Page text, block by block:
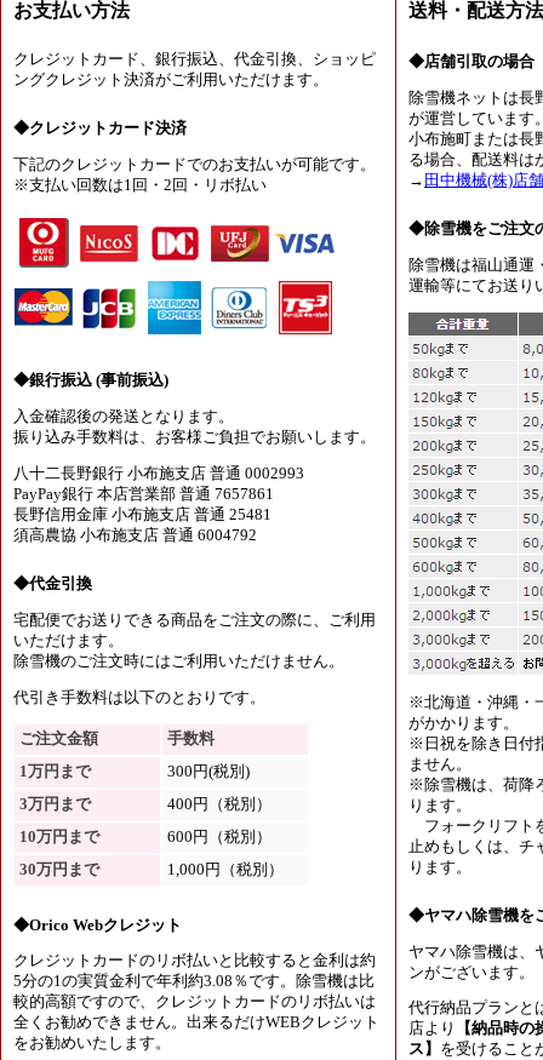
お支払い方法
クレジットカード、銀行振込、代金引換、ショッピ
ングクレジット決済がご利用いただけます。
◆クレジットカード決済
下記のクレジットカードでのお支払いが可能です。
※支払い回数は1回・2回・リボ払い
◆銀行振込 (事前振込)
入金確認後の発送となります。
振り込み手数料は、お客様ご負担でお願いします。
八十二長野銀行 小布施支店 普通 0002993
PayPay銀行 本店営業部 普通 7657861
長野信用金庫 小布施支店 普通 25481
須高農協 小布施支店 普通 6004792
◆代金引換
宅配便でお送りできる商品をご注文の際に、ご利用
いただけます。
除雪機のご注文時にはご利用いただけません。
代引き手数料は以下のとおりです。
ご注文金額
手数料
1万円まで
300円(税別)
3万円まで
400円（税別）
10万円まで
600円（税別）
30万円まで
1,000円（税別）
◆Orico Webクレジット
クレジットカードのリボ払いと比較すると金利は約
5分の1の実質金利で年利約3.08％です。除雪機は比
較的高額ですので、クレジットカードのリボ払いは
全くお勧めできません。出来るだけWEBクレジット
をお勧めいたします。
送料・配送方
◆店舗引取の場合
除雪機ネットは長
が運営しています
小布施町または長
る場合、配送料は
→ 田中機械(株)店
◆除雪機をご注文
除雪機は福山通運
運輸等にてお送り
※北海道・沖縄・
がかかります。
※日祝を除き日付
ません。
※除雪機は、荷降
ります。
フォークリフト
止めもしくは、チ
ります。
◆ヤマハ除雪機を
ヤマハ除雪機は、
ンがございます。
代行納品プランと
店より
【納品時
ス】 を受けること